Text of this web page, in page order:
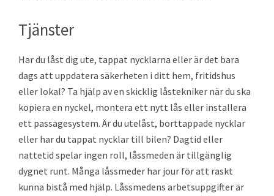
Tjänster
Har du låst dig ute, tappat nycklarna eller är det bara
dags att uppdatera säkerheten i ditt hem, fritidshus
eller lokal? Ta hjälp av en skicklig låstekniker när du ska
kopiera en nyckel, montera ett nytt lås eller installera
ett passagesystem. Är du utelåst, borttappade nycklar
eller har du tappat nycklar till bilen? Dagtid eller
nattetid spelar ingen roll, låssmeden är tillgänglig
dygnet runt. Många låssmeder har jour för att raskt
kunna bistå med hjälp. Låssmedens arbetsuppgifter är